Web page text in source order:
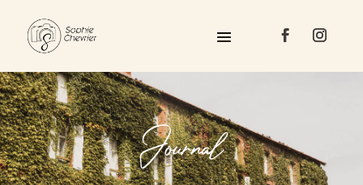
Journal